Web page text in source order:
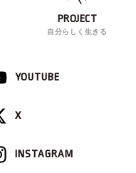
PROJECT
自分らしく生きる
YOUTUBE
X
INSTAGRAM